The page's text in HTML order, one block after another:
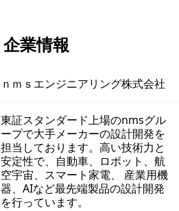
企業情報
ｎｍｓエンジニアリング株式会社
東証スタンダード上場のnmsグル
ープで大手メーカーの設計開発を
担当しております。高い技術力と
安定性で、自動車、ロボット、航
空宇宙、スマート家電、 産業用機
器、AIなど最先端製品の設計開発
を行っています。